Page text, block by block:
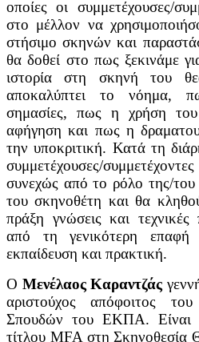
οποίες οι συμμετέχουσες/
στο μέλλον να
στήσιμο σκηνών και
θα δοθεί στο πως ξεκινάμε
ιστορία στη σκηνή του
αποκαλύπτει το νόημα,
σημασίες, πως η χρήση
αφήγηση και πως η
την υποκριτική. Κατά τη
συμμετέχουσες/
συνεχώς από το ρόλο της/
του σκηνοθέτη και θα
πράξη γνώσεις και
από τη γενικότερη
εκπαίδευση και πρακτική.
Ο Μενέλαος Καραντζάς
αριστούχος απόφοιτος
Σπουδών του ΕΚΠΑ. Είναι
τίτλου MFA στη Σκηνοθεσία